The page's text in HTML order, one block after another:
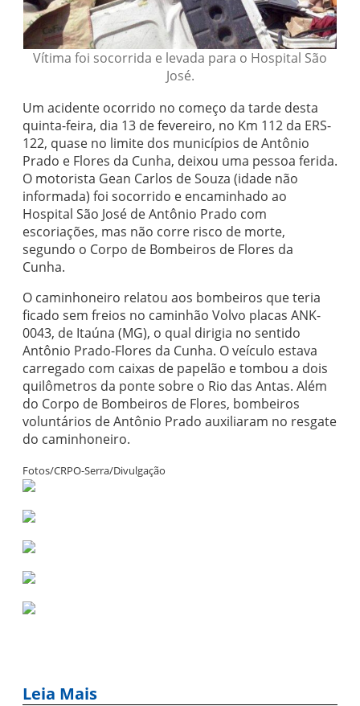
Vítima foi socorrida e levada para o Hospital São
José.
Um acidente ocorrido no começo da tarde desta
quinta-feira, dia 13 de fevereiro, no Km 112 da ERS-
122, quase no limite dos municípios de Antônio
Prado e Flores da Cunha, deixou uma pessoa ferida.
O motorista Gean Carlos de Souza (idade não
informada) foi socorrido e encaminhado ao
Hospital São José de Antônio Prado com
escoriações, mas não corre risco de morte,
segundo o Corpo de Bombeiros de Flores da
Cunha.
O caminhoneiro relatou aos bombeiros que teria
ficado sem freios no caminhão Volvo placas ANK-
0043, de Itaúna (MG), o qual dirigia no sentido
Antônio Prado-Flores da Cunha. O veículo estava
carregado com caixas de papelão e tombou a dois
quilômetros da ponte sobre o Rio das Antas. Além
do Corpo de Bombeiros de Flores, bombeiros
voluntários de Antônio Prado auxiliaram no resgate
do caminhoneiro.
Fotos/CRPO-Serra/Divulgação
Leia Mais